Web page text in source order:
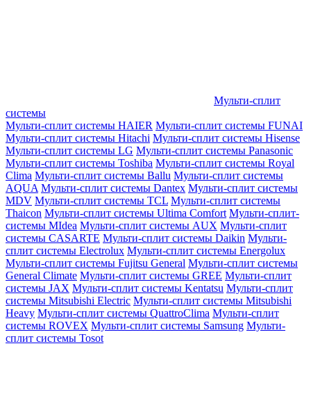
Мульти-сплит
системы
Мульти-сплит системы HAIER Мульти-сплит системы FUNAI
Мульти-сплит системы Hitachi Мульти-сплит системы Hisense
Мульти-сплит системы LG Мульти-сплит системы Panasonic
Мульти-сплит системы Toshiba Мульти-сплит системы Royal
Clima Мульти-сплит системы Ballu Мульти-сплит системы
AQUA Мульти-сплит системы Dantex Мульти-сплит системы
MDV Мульти-сплит системы TCL Мульти-сплит системы
Thaicon Мульти-сплит системы Ultima Comfort Мульти-сплит-
системы MIdea Мульти-сплит системы AUX Мульти-сплит
системы CASARTE Мульти-сплит системы Daikin Мульти-
сплит системы Electrolux Мульти-сплит системы Energolux
Мульти-сплит системы Fujitsu General Мульти-сплит системы
General Climate Мульти-сплит системы GREE Мульти-сплит
системы JAX Мульти-сплит системы Kentatsu Мульти-сплит
системы Mitsubishi Electric Мульти-сплит системы Mitsubishi
Heavy Мульти-сплит системы QuattroClima Мульти-сплит
системы ROVEX Мульти-сплит системы Samsung Мульти-
сплит системы Tosot